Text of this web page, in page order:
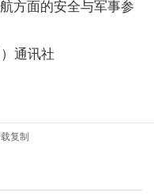
方面的安全与军事参
通讯社
复制